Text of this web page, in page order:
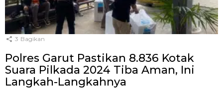
3 Bagikan
Polres Garut Pastikan 8.836 Kotak
Suara Pilkada 2024 Tiba Aman, Ini
Langkah-Langkahnya